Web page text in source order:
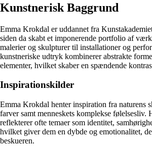
Kunstnerisk Baggrund
Emma Krokdal er uddannet fra
siden da skabt et imponerende portfolio af
malerier og skulpturer til installationer og
kunstneriske udtryk kombinerer abstrakte
elementer, hvilket skaber en spændende
Inspirationskilder
Emma Krokdal henter inspiration fra naturens
farver samt menneskets komplekse følelsesliv.
reflekterer ofte temaer som identitet,
hvilket giver dem en dybde og emotionalitet,
beskueren.